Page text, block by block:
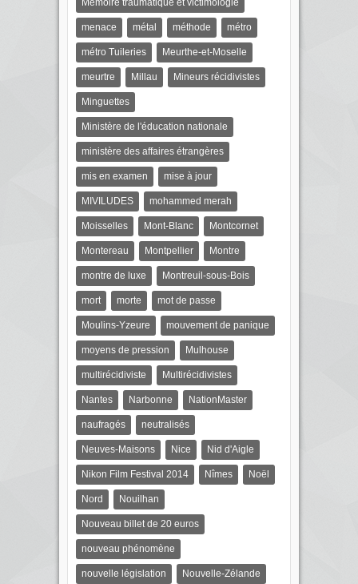
menace métal méthode métro
métro Tuileries Meurthe-et-Moselle
meurtre Millau Mineurs récidivistes
Minguettes
Ministère de l'éducation nationale
ministère des affaires étrangères
mis en examen mise à jour
MIVILUDES mohammed merah
Moisselles Mont-Blanc Montcornet
Montereau Montpellier Montre
montre de luxe Montreuil-sous-Bois
mort morte mot de passe
Moulins-Yzeure mouvement de panique
moyens de pression Mulhouse
multirécidiviste Multirécidivistes
Nantes Narbonne NationMaster
naufragés neutralisés
Neuves-Maisons Nice Nid d'Aigle
Nikon Film Festival 2014 Nîmes Noël
Nord Nouilhan
Nouveau billet de 20 euros
nouveau phénomène
nouvelle législation Nouvelle-Zélande